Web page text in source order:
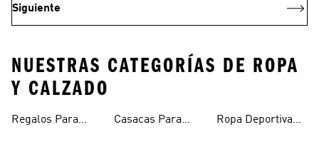
Siguiente
NUESTRAS CATEGORÍAS DE ROPA
Y CALZADO
Regalos Para
Casacas Para
Ropa Deportiva